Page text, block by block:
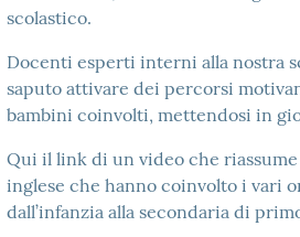
scolastico.
Docenti esperti interni alla nostra
saputo attivare dei percorsi
bambini coinvolti, mettendosi in
Qui il link di un video che
inglese che hanno coinvolto i vari
dall’infanzia alla secondaria di